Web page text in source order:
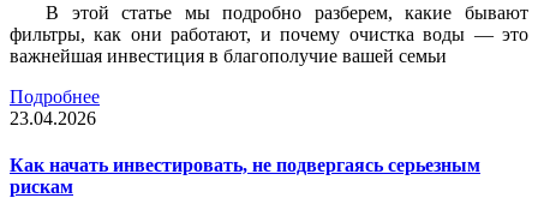
В этой статье мы подробно разберем, какие бывают
фильтры, как они работают, и почему очистка воды — это
важнейшая инвестиция в благополучие вашей семьи
Подробнее
23.04.2026
Как начать инвестировать, не подвергаясь серьезным
рискам